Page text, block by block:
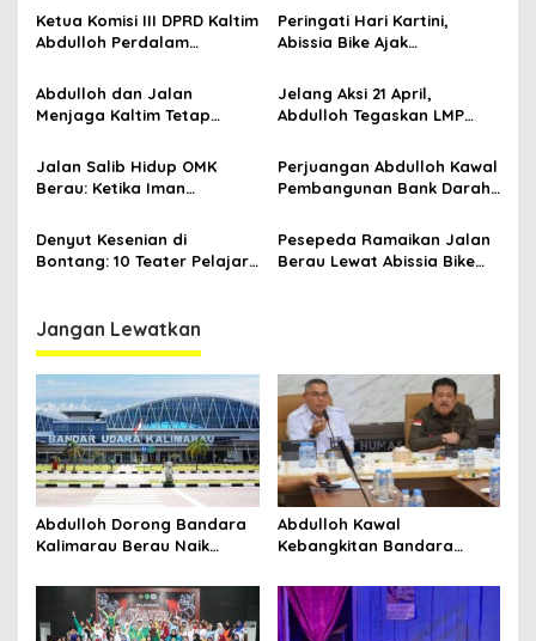
Jawaban Kebutuhan
Rakyat
Smartani Jadi Senjata
Ketua Komisi III DPRD Kaltim
Abdulloh Perdalam
Bangku Doktoral
Peringati Hari Kartini,
Abissia Bike Ajak
Sambil Berkebaya
Abdulloh dan Jalan
Menjaga Kaltim Tetap
Gelombang Aksi 21 April
Jelang Aksi 21 April,
Abdulloh Tegaskan LMP
Kondusifitas Bersama TNI-
Polri
Jalan Salib Hidup OMK
Berau: Ketika Iman
Panggung
Perjuangan Abdulloh Kawal
Pembangunan Bank Darah
Kesehatan Warga Utama
Denyut Kesenian di
Bontang: 10 Teater Pelajar
Pesepeda Ramaikan Jalan
Berau Lewat Abissia Bike
Jangan Lewatkan
Abdulloh Dorong Bandara
Kalimarau Berau Naik
Internasional Kaltim
Abdulloh Kawal
Kebangkitan Bandara
Dorong Keberlanjutan
Proyek Strategis